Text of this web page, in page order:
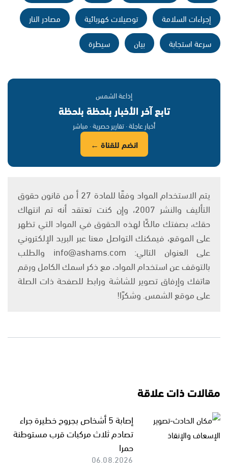
إجراءات السلامة
توصيلات كهربائية
مصادر النار
سرعة استجابة
بيان سيطرة
إذاعة الشمس
تابع آخر الأخبار بلحظة بلحظة
أخبار عاجلة · تقارير حصرية · مباشر
انضم للقناة ←
يتم الاستخدام المواد وفقًا للمادة 27 أ من قانون حقوق
التأليف والنشر 2007، وإن كنت تعتقد أنه تم انتهاك
حقك، بصفتك مالكًا لهذه الحقوق في المواد التي تظهر
على الموقع، فيمكنك التواصل معنا عبر البريد الإلكتروني
على العنوان التالي: info@ashams.com والطلب
بالتوقف عن استخدام المواد، مع ذكر اسمك الكامل ورقم
هاتفك وإرفاق تصوير للشاشة ورابط للصفحة ذات الصلة
على موقع الشمس. وشكرًا!
مقالات ذات علاقة
إصابة 5 أشخاص بجروح خطيرة جراء
تصادم ثلاث مركبات قرب مستوطنة
حمرا
06.08.2026